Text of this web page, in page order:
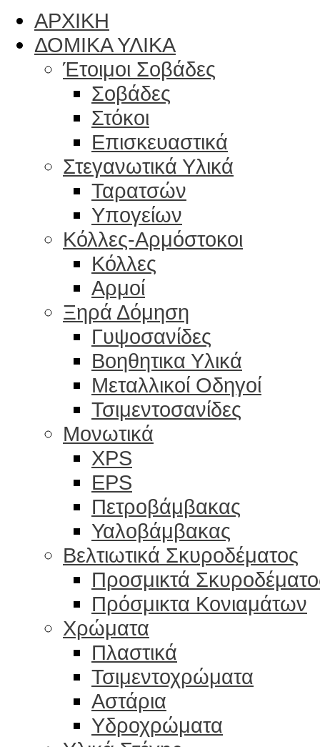
ΑΡΧΙΚΗ
ΔΟΜΙΚΑ ΥΛΙΚΑ
Έτοιμοι Σοβάδες
Σοβάδες
Στόκοι
Επισκευαστικά
Στεγανωτικά Υλικά
Ταρατσών
Υπογείων
Κόλλες-Αρμόστοκοι
Κόλλες
Αρμοί
Ξηρά Δόμηση
Γυψοσανίδες
Βοηθητικα Υλικά
Μεταλλικοί Οδηγοί
Τσιμεντοσανίδες
Μονωτικά
XPS
EPS
Πετροβάμβακας
Υαλοβάμβακας
Βελτιωτικά Σκυροδέματος
Προσμικτά
Πρόσμικτα Κονιαμάτων
Χρώματα
Πλαστικά
Τσιμεντοχρώματα
Αστάρια
Υδροχρώματα